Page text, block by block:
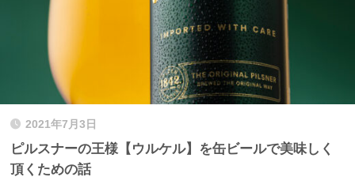
2021年7月3日
ピルスナーの王様【ウルケル】を缶ビールで美味しく
頂くための話